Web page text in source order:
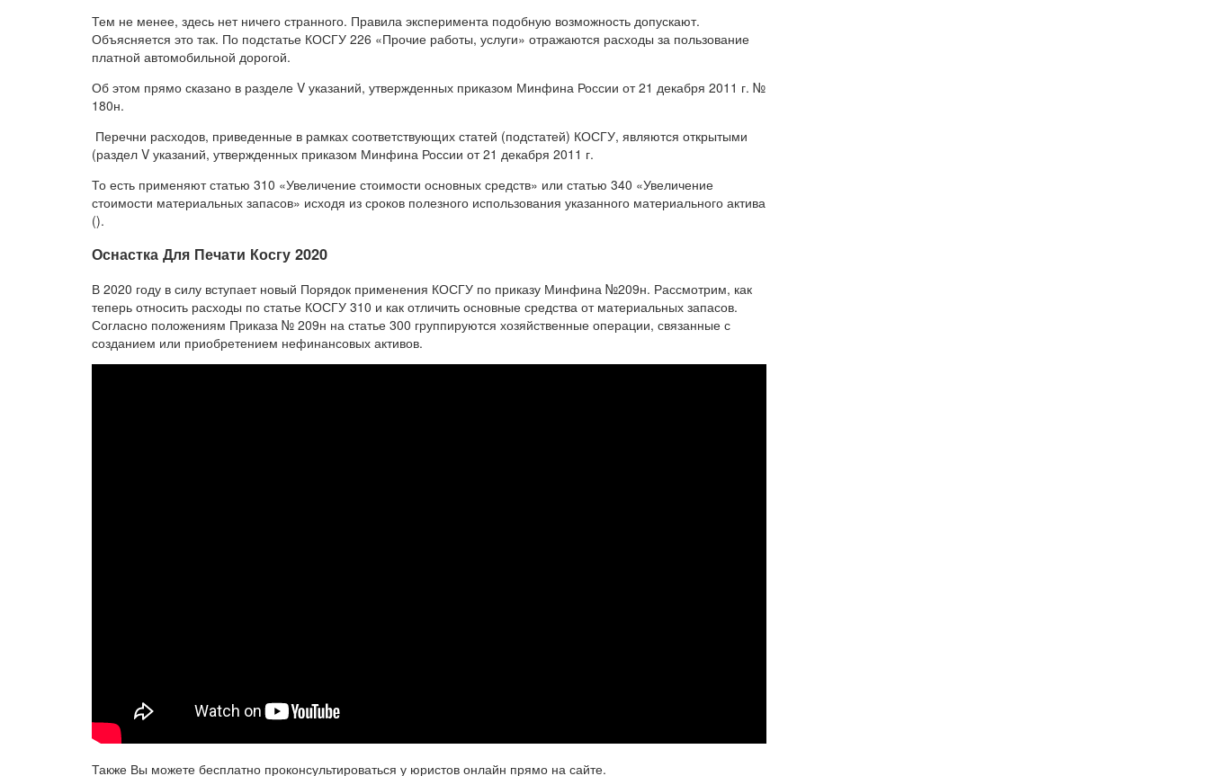
Тем не менее, здесь нет ничего странного. Правила эксперимента подобную возможность допускают.
Объясняется это так. По подстатье КОСГУ 226 «Прочие работы, услуги» отражаются расходы за пользование
платной автомобильной дорогой.
Об этом прямо сказано в разделе V указаний, утвержденных приказом Минфина России от 21 декабря 2011 г. №
180н.
Перечни расходов, приведенные в рамках соответствующих статей (подстатей) КОСГУ, являются открытыми
(раздел V указаний, утвержденных приказом Минфина России от 21 декабря 2011 г.
То есть применяют статью 310 «Увеличение стоимости основных средств» или статью 340 «Увеличение
стоимости материальных запасов» исходя из сроков полезного использования указанного материального актива
().
Оснастка Для Печати Косгу 2020
В 2020 году в силу вступает новый Порядок применения КОСГУ по приказу Минфина №209н. Рассмотрим, как
теперь относить расходы по статье КОСГУ 310 и как отличить основные средства от материальных запасов.
Согласно положениям Приказа № 209н на статье 300 группируются хозяйственные операции, связанные с
созданием или приобретением нефинансовых активов.
Также Вы можете бесплатно проконсультироваться у юристов онлайн прямо на сайте.